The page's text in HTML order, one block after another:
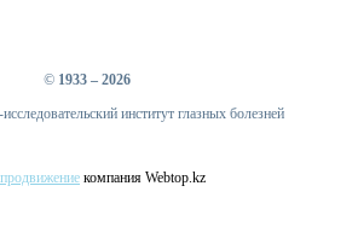
© 1933 – 2026
институт глазных болезней
компания Webtop.kz